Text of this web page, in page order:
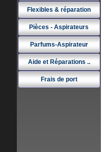
Flexibles & réparation
Pièces - Aspirateurs
Parfums-Aspirateur
Aide et Réparations ..
Frais de port